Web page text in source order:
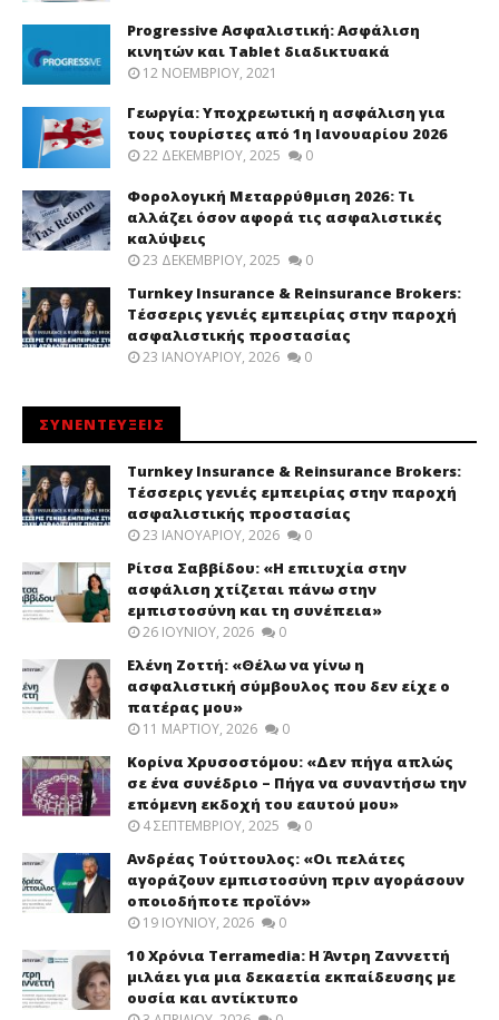
Progressive Ασφαλιστική: Ασφάλιση
κινητών και Tablet διαδικτυακά
12 ΝΟΕΜΒΡΊΟΥ, 2021
Γεωργία: Υποχρεωτική η ασφάλιση για
τους τουρίστες από 1η Ιανουαρίου 2026
22 ΔΕΚΕΜΒΡΊΟΥ, 2025 0
Φορολογική Μεταρρύθμιση 2026: Τι
αλλάζει όσον αφορά τις ασφαλιστικές
καλύψεις
23 ΔΕΚΕΜΒΡΊΟΥ, 2025 0
Turnkey Insurance & Reinsurance Brokers:
Τέσσερις γενιές εμπειρίας στην παροχή
ασφαλιστικής προστασίας
23 ΙΑΝΟΥΑΡΊΟΥ, 2026 0
ΣΥΝΕΝΤΕΥΞΕΙΣ
Turnkey Insurance & Reinsurance Brokers:
Τέσσερις γενιές εμπειρίας στην παροχή
ασφαλιστικής προστασίας
23 ΙΑΝΟΥΑΡΊΟΥ, 2026 0
Ρίτσα Σαββίδου: «Η επιτυχία στην
ασφάλιση χτίζεται πάνω στην
εμπιστοσύνη και τη συνέπεια»
26 ΙΟΥΝΊΟΥ, 2026 0
Ελένη Ζοττή: «Θέλω να γίνω η
ασφαλιστική σύμβουλος που δεν είχε ο
πατέρας μου»
11 ΜΑΡΤΊΟΥ, 2026 0
Κορίνα Χρυσοστόμου: «Δεν πήγα απλώς
σε ένα συνέδριο – Πήγα να συναντήσω την
επόμενη εκδοχή του εαυτού μου»
4 ΣΕΠΤΕΜΒΡΊΟΥ, 2025 0
Ανδρέας Τούττουλος: «Οι πελάτες
αγοράζουν εμπιστοσύνη πριν αγοράσουν
οποιοδήποτε προϊόν»
19 ΙΟΥΝΊΟΥ, 2026 0
10 Χρόνια Terramedia: Η Άντρη Ζαννεττή
μιλάει για μια δεκαετία εκπαίδευσης με
ουσία και αντίκτυπο